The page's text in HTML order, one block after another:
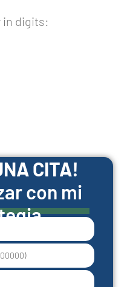
in digits:
CITA!
con mi